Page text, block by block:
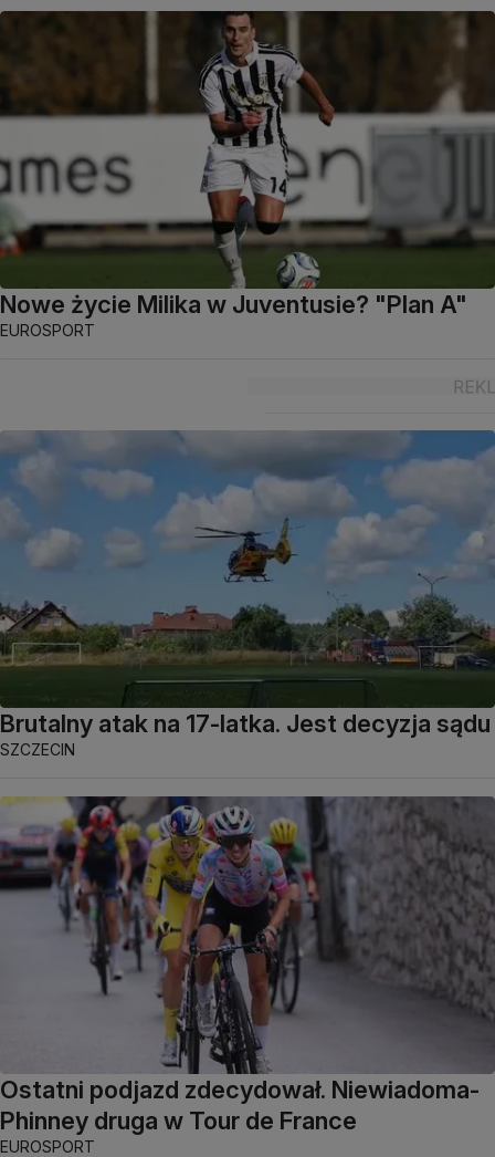
Nowe życie Milika w Juventusie? "Plan A"
EUROSPORT
Brutalny atak na 17-latka. Jest decyzja sądu
SZCZECIN
Ostatni podjazd zdecydował. Niewiadoma-
Phinney druga w Tour de France
EUROSPORT